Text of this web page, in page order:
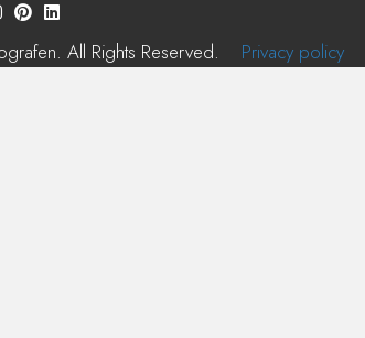
All Rights Reserved. Privacy policy